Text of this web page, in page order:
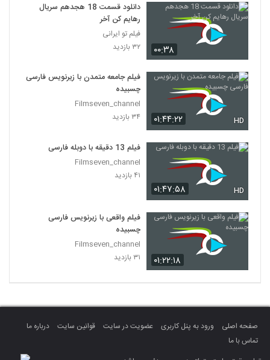
۰۰:۳۸
دانلود قسمت 18 هجدهم سریال
رهایم کن آخر
فیلم تو ایرانی
۳۲ بازدید
۰۱:۴۴:۲۲ HD
فیلم جامعه متمدن با زیرنویس فارسی
چسبیده
Filmseven_channel
۳۴ بازدید
۰۱:۴۷:۵۸ HD
فیلم 13 دقیقه با دوبله فارسی
Filmseven_channel
۴۱ بازدید
۰۱:۲۲:۱۸
فیلم واقعی با زیرنویس فارسی
چسبیده
Filmseven_channel
۳۱ بازدید
صفحه اصلی ورود به پنل کاربری عضویت در سایت قوانین سایت
درباره ما
تماس با ما